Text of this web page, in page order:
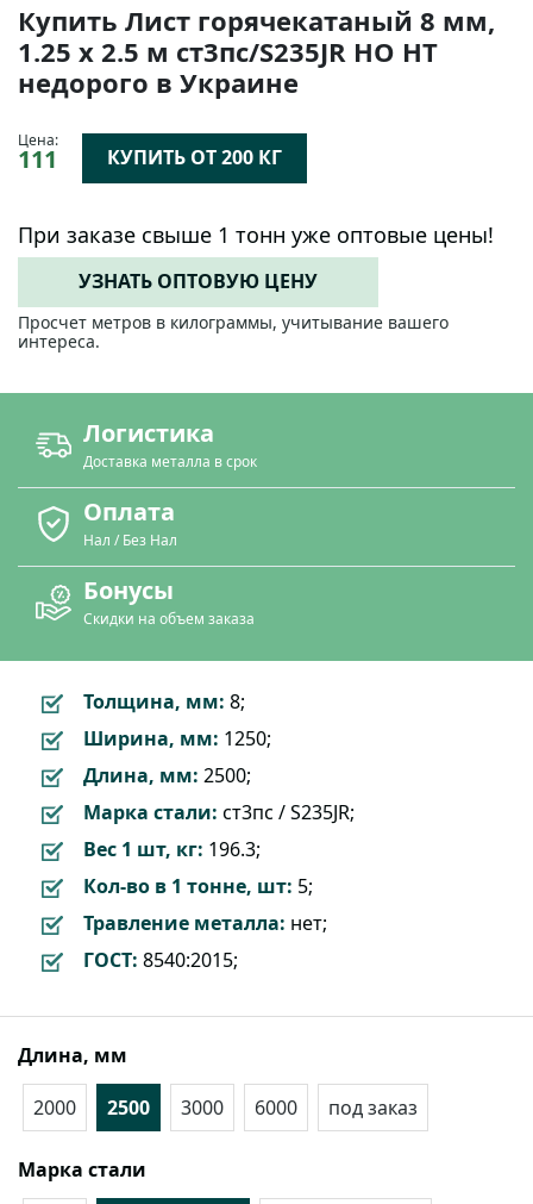
Купить Лист горячекатаный 8 мм,
1.25 х 2.5 м ст3пс/S235JR НО НТ
недорого в Украине
Цена:
111 КУПИТЬ ОТ 200 КГ
При заказе свыше 1 тонн уже оптовые цены!
УЗНАТЬ ОПТОВУЮ ЦЕНУ
Просчет метров в килограммы, учитывание вашего
интереса.
Логистика
Доставка металла в срок
Оплата
Нал / Без Нал
Бонусы
Скидки на объем заказа
Толщина, мм: 8;
Ширина, мм: 1250;
Длина, мм: 2500;
Марка стали: ст3пс / S235JR;
Вес 1 шт, кг: 196.3;
Кол-во в 1 тонне, шт: 5;
Травление металла: нет;
ГОСТ: 8540:2015;
Длина, мм
2000
2500 3000 6000 под заказ
Марка стали